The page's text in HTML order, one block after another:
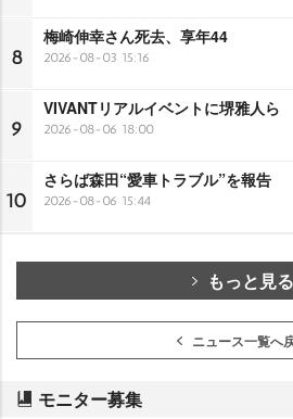
8
梅崎伸幸さん死去、享年44
2026-08-03 15:16
9
VIVANTリアルイベントに堺雅人ら
2026-08-06 18:00
10
さらば森田“愛車トラブル”を報告
2026-08-06 15:44
もっと見る
ニュース一覧へ
モニター募集